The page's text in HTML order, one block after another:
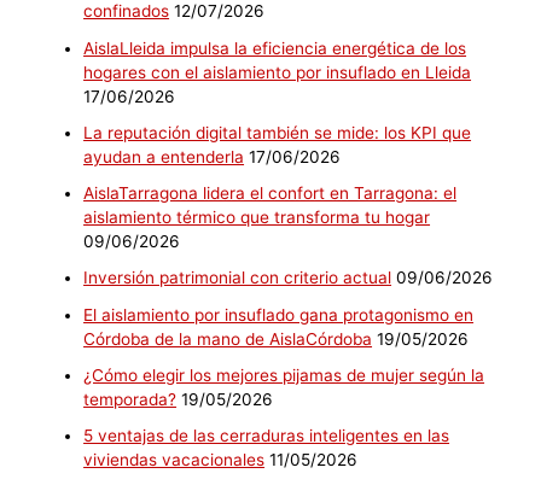
confinados 12/07/2026
AislaLleida impulsa la eficiencia energética de los
hogares con el aislamiento por insuflado en Lleida
17/06/2026
La reputación digital también se mide: los KPI que
ayudan a entenderla 17/06/2026
AislaTarragona lidera el confort en Tarragona: el
aislamiento térmico que transforma tu hogar
09/06/2026
Inversión patrimonial con criterio actual 09/06/2026
El aislamiento por insuflado gana protagonismo en
Córdoba de la mano de AislaCórdoba 19/05/2026
¿Cómo elegir los mejores pijamas de mujer según la
temporada? 19/05/2026
5 ventajas de las cerraduras inteligentes en las
viviendas vacacionales 11/05/2026